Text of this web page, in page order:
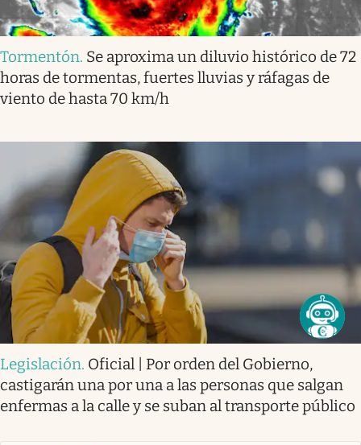
Tormentón. Se aproxima un diluvio histórico de 72
horas de tormentas, fuertes lluvias y ráfagas de
viento de hasta 70 km/h
Legislación. Oficial | Por orden del Gobierno,
castigarán una por una a las personas que salgan
enfermas a la calle y se suban al transporte público